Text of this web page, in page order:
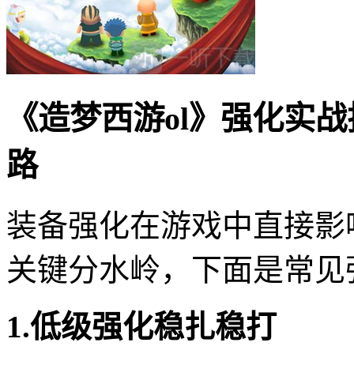
《造梦西游ol》强化实
路
装备强化在游戏中直接
关键分水岭，下面是常
1.低级强化稳扎稳打